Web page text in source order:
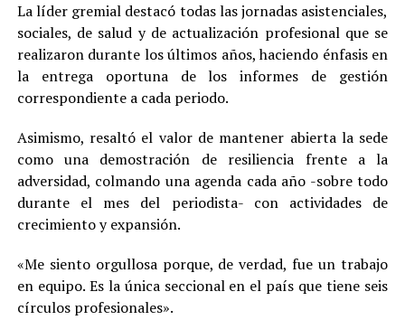
La líder gremial destacó todas las jornadas asistenciales,
sociales, de salud y de actualización profesional que se
realizaron durante los últimos años, haciendo énfasis en
la entrega oportuna de los informes de gestión
correspondiente a cada periodo.
Asimismo, resaltó el valor de mantener abierta la sede
como una demostración de resiliencia frente a la
adversidad, colmando una agenda cada año -sobre todo
durante el mes del periodista- con actividades de
crecimiento y expansión.
«Me siento orgullosa porque, de verdad, fue un trabajo
en equipo. Es la única seccional en el país que tiene seis
círculos profesionales».